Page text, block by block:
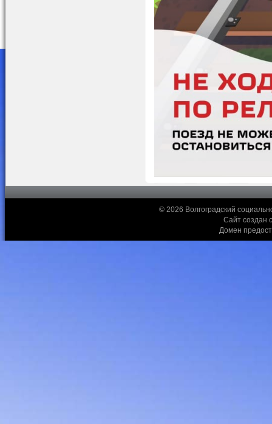
© 2026 Волгоградский
Сайт создан
Домен